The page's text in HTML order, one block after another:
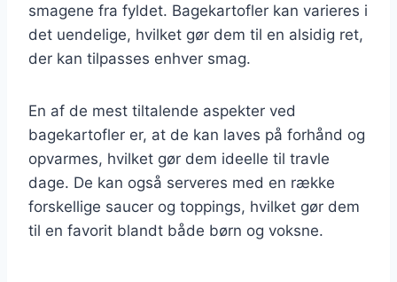
smagene fra fyldet. Bagekartofler kan varieres i
det uendelige, hvilket gør dem til en alsidig ret,
der kan tilpasses enhver smag.
En af de mest tiltalende aspekter ved
bagekartofler er, at de kan laves på forhånd og
opvarmes, hvilket gør dem ideelle til travle
dage. De kan også serveres med en række
forskellige saucer og toppings, hvilket gør dem
til en favorit blandt både børn og voksne.